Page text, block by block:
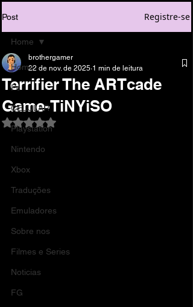
Post Registre-se
Home
Pc
CELULAR
Playstation
Nintendo
Xbox
Traduções
Emuladores
Sobre nos
Filmes e Series
Noticias
FG
Home
Terrifier The ARTcade
Game-TiNYiSO
brothergamer
22 de nov. de 2025 1 min de leitura
Avaliado com NaN de 5 estrelas.